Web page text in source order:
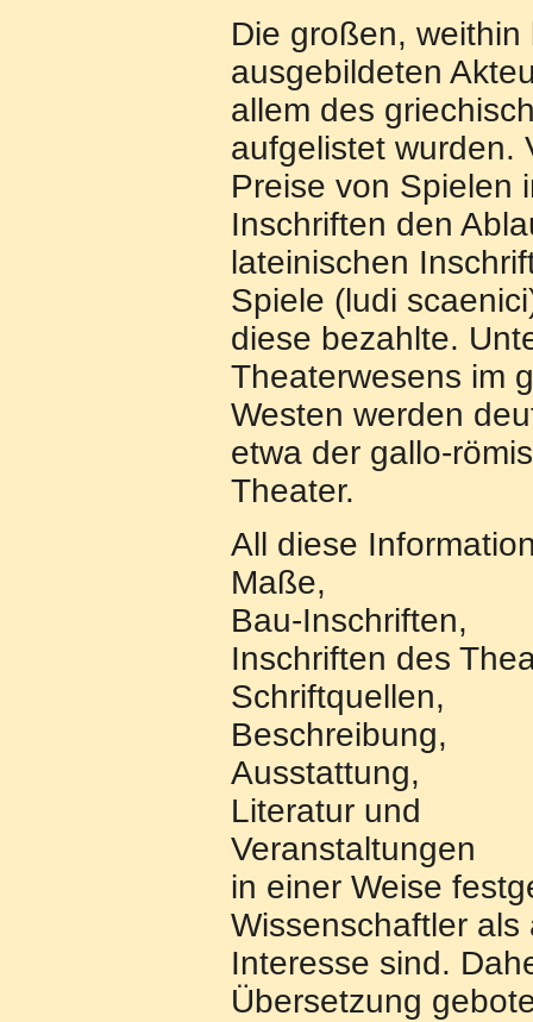
Die großen,
ausgebildeten
allem des
aufgelistet wurden.
Preise von Spielen
Inschriften den
lateinischen
Spiele (ludi
diese bezahlte.
Theaterwesens im
Westen werden
etwa der gallo-
Theater.
All diese
Maße,
Bau-Inschriften,
Inschriften des
Schriftquellen,
Beschreibung,
Ausstattung,
Literatur und
Veranstaltungen
in einer Weise
Wissenschaftler
Interesse sind.
Übersetzung